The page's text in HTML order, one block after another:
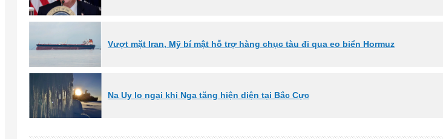
Vượt mặt Iran, Mỹ bí mật hỗ trợ hàng chục tàu đi qua eo biển Hormuz
Na Uy lo ngại khi Nga tăng hiện diện tại Bắc Cực